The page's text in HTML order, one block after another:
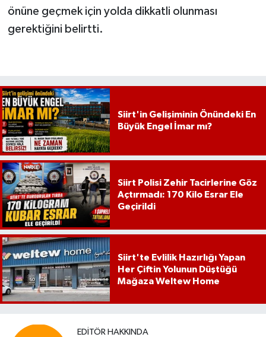
önüne geçmek için yolda dikkatli olunması
gerektiğini belirtti.
Siirt'in Gelişiminin Önündeki En
Büyük Engel İmar mı?
Siirt Polisi Zehir Tacirlerine Göz
Açtırmadı: 170 Kilo Esrar Ele
Geçirildi
Siirt'te Evlilik Hazırlığı Yapan
Her Çiftin Yolunun Düştüğü
Mağaza Weltew Home
EDITÖR HAKKINDA